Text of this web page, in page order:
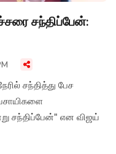
சந்திப்பேன்:
சந்தித்து பேச
சந்திப்பேன்" என விஜய்